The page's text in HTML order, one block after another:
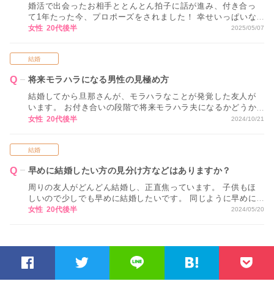
婚活で出会ったお相手ととんとん拍子に話が進み、付き合っ
て1年たった今、プロポーズをされました！ 幸せいっぱいな
のですが、思った以上に周りの人から、どこで出会ったの？
ね？
女性 20代後半 2025/05/07
結婚
将来モラハラになる男性の見極め方
結婚してから旦那さんが、モラハラなことが発覚した友人が
います。 お付き合いの段階で将来モラハラ夫になるかどうか
を見極める方法はないですか？
女性 20代後半 2024/10/21
結婚
早めに結婚したい方の見分け方などはありますか？
周りの友人がどんどん結婚し、正直焦っています。 子供もほ
しいので少しでも早めに結婚したいです。 同じように早めに
結婚したい方の見分け方などはありますか？
女性 20代後半 2024/05/20